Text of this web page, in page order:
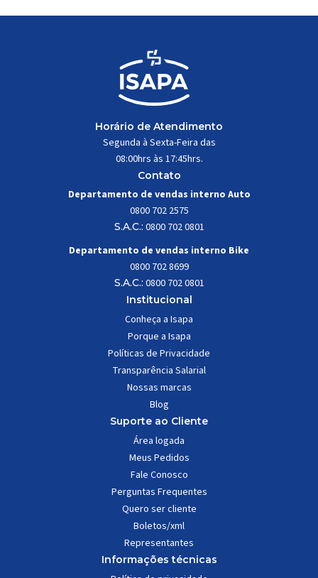
Horário de Atendimento
Segunda à Sexta-Feira das
08:00hrs às 17:45hrs.
Contato
Departamento de vendas interno Auto
0800 702 2575
S.A.C.: 0800 702 0801
Departamento de vendas interno Bike
0800 702 8699
S.A.C.: 0800 702 0801
Institucional
Conheça a Isapa
Porque a Isapa
Políticas de Privacidade
Transparência Salarial
Nossas marcas
Blog
Suporte ao Cliente
Área logada
Meus Pedidos
Fale Conosco
Perguntas Frequentes
Quero ser cliente
Boletos/xml
Representantes
Informações técnicas